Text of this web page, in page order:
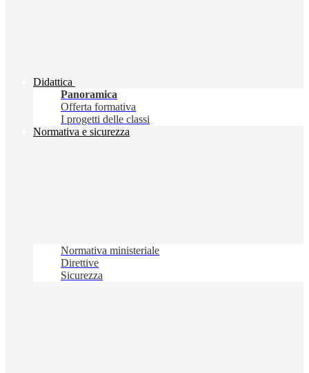
Didattica
Panoramica
Offerta formativa
I progetti delle classi
Normativa e sicurezza
Normativa ministeriale
Direttive
Sicurezza